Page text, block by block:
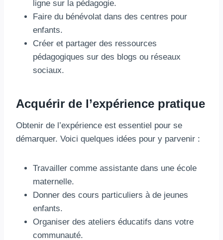
ligne sur la pédagogie.
Faire du bénévolat dans des centres pour
enfants.
Créer et partager des ressources
pédagogiques sur des blogs ou réseaux
sociaux.
Acquérir de l’expérience pratique
Obtenir de l’expérience est essentiel pour se
démarquer. Voici quelques idées pour y parvenir :
Travailler comme assistante dans une école
maternelle.
Donner des cours particuliers à de jeunes
enfants.
Organiser des ateliers éducatifs dans votre
communauté.